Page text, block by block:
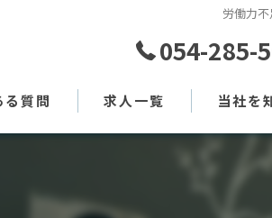
労働力
054-285-
る質問 求人一覧 当社を